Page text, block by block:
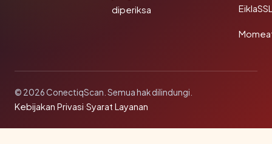
diperiksa
© 2026 ConectiqScan. Semua hak dilindungi.
Kebijakan Privasi·Syarat Layanan